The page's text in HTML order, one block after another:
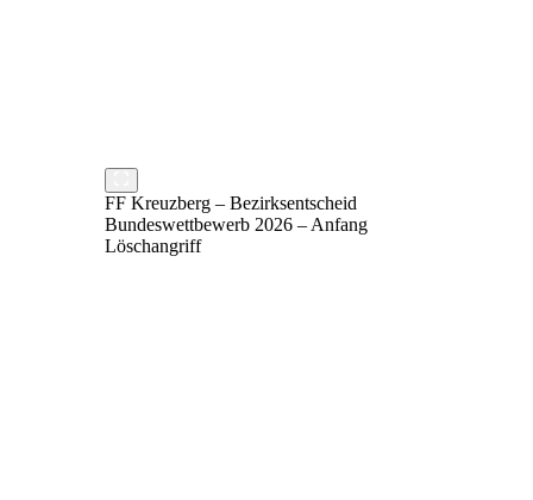
FF Kreuzberg – Bezirksentscheid
Bundeswettbewerb 2026 – Anfang
Löschangriff